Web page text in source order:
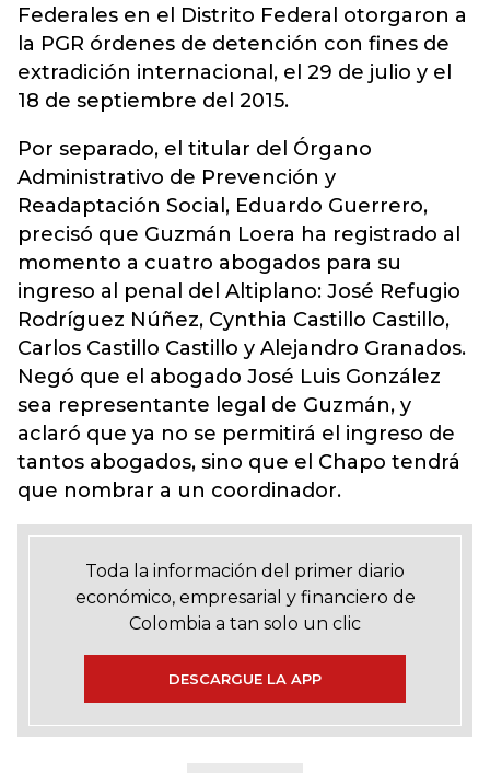
Federales en el Distrito Federal otorgaron a
la PGR órdenes de detención con fines de
extradición internacional, el 29 de julio y el
18 de septiembre del 2015.
Por separado, el titular del Órgano
Administrativo de Prevención y
Readaptación Social, Eduardo Guerrero,
precisó que Guzmán Loera ha registrado al
momento a cuatro abogados para su
ingreso al penal del Altiplano: José Refugio
Rodríguez Núñez, Cynthia Castillo Castillo,
Carlos Castillo Castillo y Alejandro Granados.
Negó que el abogado José Luis González
sea representante legal de Guzmán, y
aclaró que ya no se permitirá el ingreso de
tantos abogados, sino que el Chapo tendrá
que nombrar a un coordinador.
Toda la información del primer diario
económico, empresarial y financiero de
Colombia a tan solo un clic
DESCARGUE LA APP